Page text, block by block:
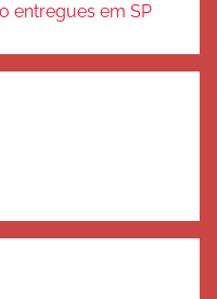
entregues em SP